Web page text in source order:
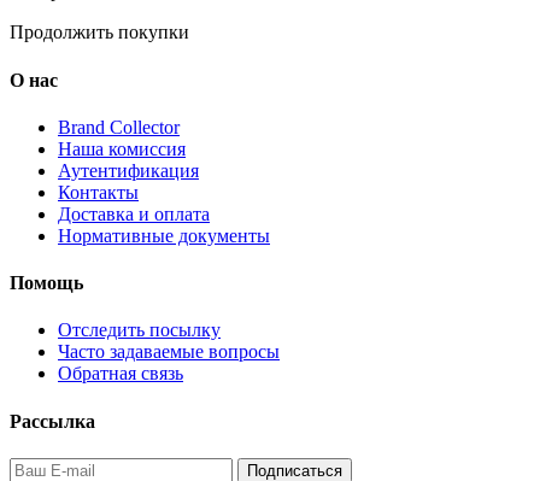
Продолжить покупки
О нас
Brand Collector
Наша комиссия
Аутентификация
Контакты
Доставка и оплата
Нормативные документы
Помощь
Отследить посылку
Часто задаваемые вопросы
Обратная связь
Рассылка
Подписаться